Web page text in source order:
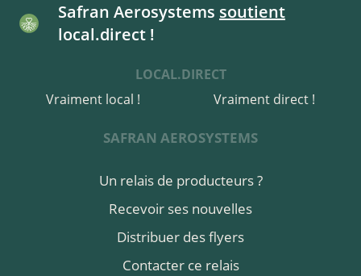
Safran Aerosystems soutient
local.direct !
LOCAL.DIRECT
Vraiment local !
Vraiment direct !
SAFRAN AEROSYSTEMS
Un relais de producteurs ?
Recevoir ses nouvelles
Distribuer des flyers
Contacter ce relais